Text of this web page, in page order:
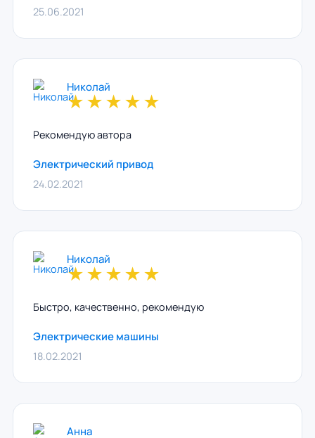
25.06.2021
Николай
★★★★★
Рекомендую автора
Электрический привод
24.02.2021
Николай
★★★★★
Быстро, качественно, рекомендую
Электрические машины
18.02.2021
Анна